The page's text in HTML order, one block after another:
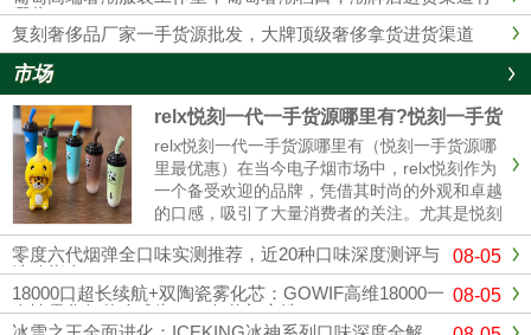
哪些？
复刻奢侈品厂家一手货源批发，大牌顶级奢侈拿货进货渠道
市场
relx悦刻一代一手货源哪里有?悦刻一手货
源哪里最优惠
relx悦刻一代一手货源哪里有（悦刻一手货源哪
里最优惠）在当今电子烟市场中，relx悦刻作为
一个备受欢迎的品牌，凭借其时尚的外观和卓越
的口感，吸引了大量消费者的关注。尤其是悦刻
一代，其独特的设计和多样的口味使其成为许多
烟民的首选。随着市场竞争的加剧，寻找可靠的
悦刻一手货源变得越来......
08-05
零度六代烟弹全口味实测推荐，近20种口味深度测评与
选购指南
08-05
18000口超长续航+双陶瓷雾化芯：GOWIF高维18000一
次性雾化凭什么成为2026年热门之选